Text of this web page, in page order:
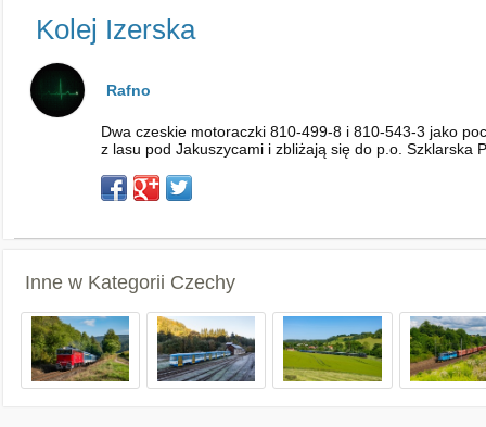
Kolej Izerska
Rafno
Dwa czeskie motoraczki 810-499-8 i 810-543-3 jako
z lasu pod Jakuszycami i zbliżają się do p.o. Szklarska
Inne w Kategorii Czechy